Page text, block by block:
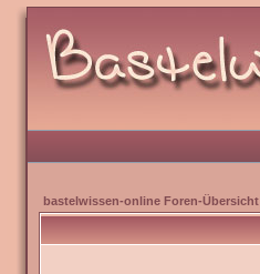
bastelwissen-online Foren-Übersicht